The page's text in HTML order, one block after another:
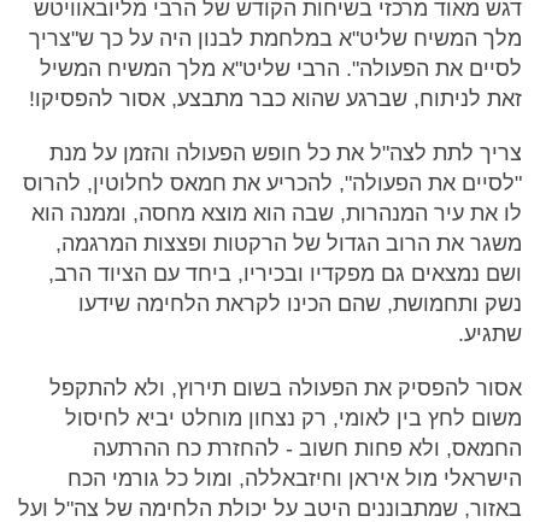
דגש מאוד מרכזי בשיחות הקודש של הרבי מליובאוויטש
מלך המשיח שליט"א במלחמת לבנון היה על כך ש"צריך
לסיים את הפעולה". הרבי שליט"א מלך המשיח המשיל
זאת לניתוח, שברגע שהוא כבר מתבצע, אסור להפסיקו!
צריך לתת לצה"ל את כל חופש הפעולה והזמן על מנת
"לסיים את הפעולה", להכריע את חמאס לחלוטין, להרוס
לו את עיר המנהרות, שבה הוא מוצא מחסה, וממנה הוא
משגר את הרוב הגדול של הרקטות ופצצות המרגמה,
ושם נמצאים גם מפקדיו ובכיריו, ביחד עם הציוד הרב,
נשק ותחמושת, שהם הכינו לקראת הלחימה שידעו
שתגיע.
אסור להפסיק את הפעולה בשום תירוץ, ולא להתקפל
משום לחץ בין לאומי, רק נצחון מוחלט יביא לחיסול
החמאס, ולא פחות חשוב - להחזרת כח ההרתעה
הישראלי מול איראן וחיזבאללה, ומול כל גורמי הכח
באזור, שמתבוננים היטב על יכולת הלחימה של צה"ל ועל